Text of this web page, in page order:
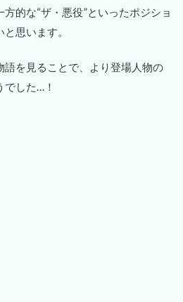
的な“ザ・悪役”といったポジショ
思います。
語を見ることで、より登場人物の
でした…！